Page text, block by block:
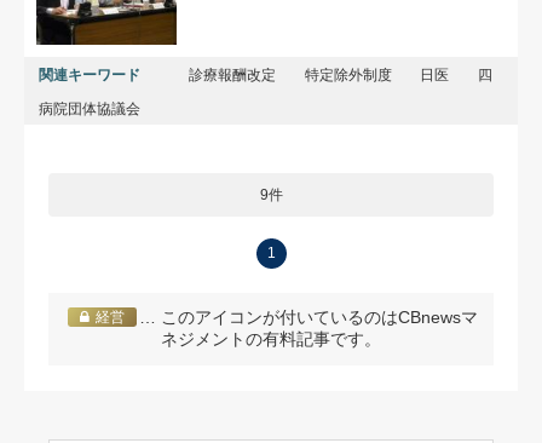
関連キーワード 診療報酬改定 特定除外制度 日医
四
病院団体協議会
9件
1
経営
… このアイコンが付いているのはCBnewsマ
ネジメントの有料記事です。